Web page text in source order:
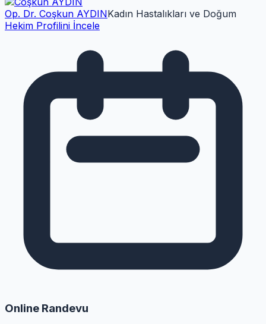
Op. Dr. Coşkun AYDINKadın Hastalıkları ve Doğum
Hekim Profilini İncele
Online Randevu